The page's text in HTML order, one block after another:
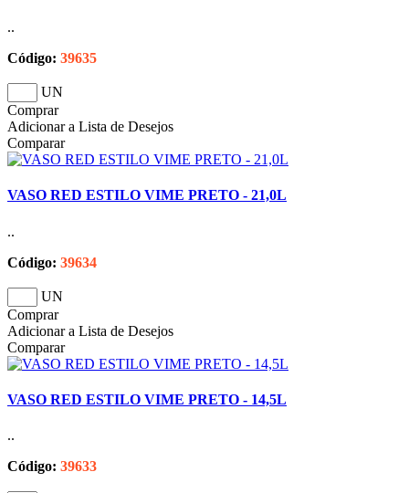
..
Código: 39635
UN
Comprar
Adicionar a Lista de Desejos
Comparar
VASO RED ESTILO VIME PRETO - 21,0L
..
Código: 39634
UN
Comprar
Adicionar a Lista de Desejos
Comparar
VASO RED ESTILO VIME PRETO - 14,5L
..
Código: 39633